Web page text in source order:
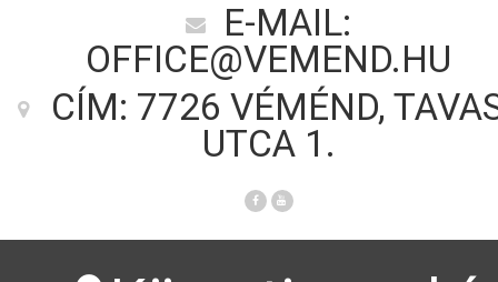
E-MAIL:
OFFICE@VEMEND.HU
CÍM: 7726 VÉMÉND,
UTCA 1.